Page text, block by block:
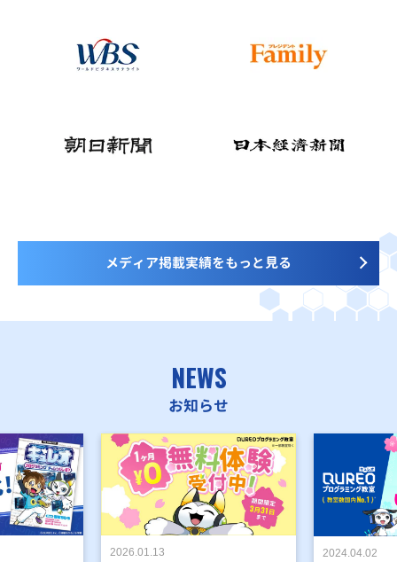
メディア掲載実績をもっと見る
NEWS
お知らせ
2026.01.13 2024.04.02